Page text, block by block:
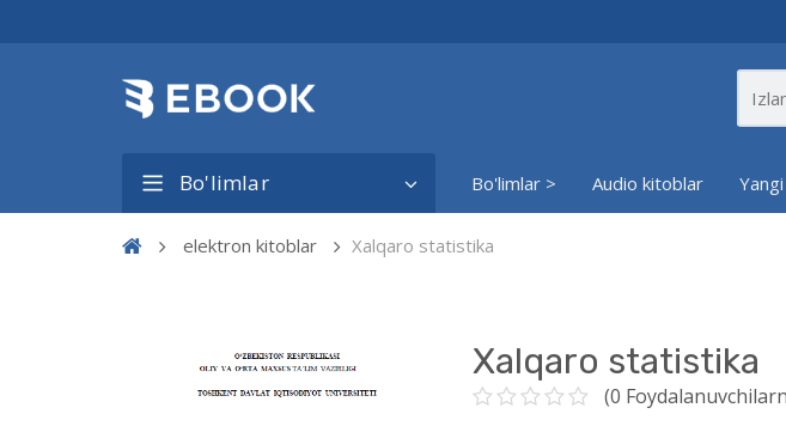
Bo'limlar Bo'limlar > Audio kitoblar
elektron kitoblar Xalqaro statistika
Xalqaro statistika
(0